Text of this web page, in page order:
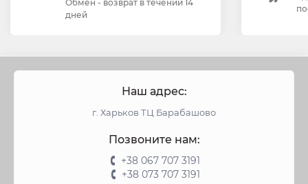
Обмен - возврат в течении 14
дней
Наш адрес:
г. Харьков ТЦ Барабашово
Позвоните нам:
+38 067 707 3191
+38 073 707 3191